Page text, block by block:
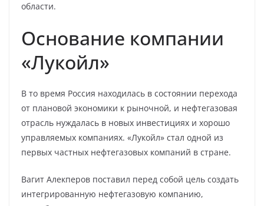
области.
Основание компании
«Лукойл»
В то время Россия находилась в состоянии перехода
от плановой экономики к рыночной, и нефтегазовая
отрасль нуждалась в новых инвестициях и хорошо
управляемых компаниях. «Лукойл» стал одной из
первых частных нефтегазовых компаний в стране.
Вагит Алекперов поставил перед собой цель создать
интегрированную нефтегазовую компанию,